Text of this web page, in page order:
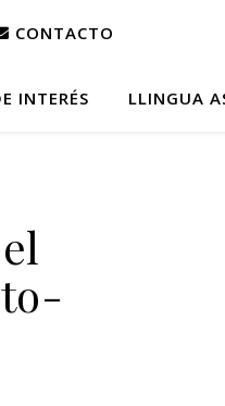
CONTACTO
INTERÉS LLINGUA